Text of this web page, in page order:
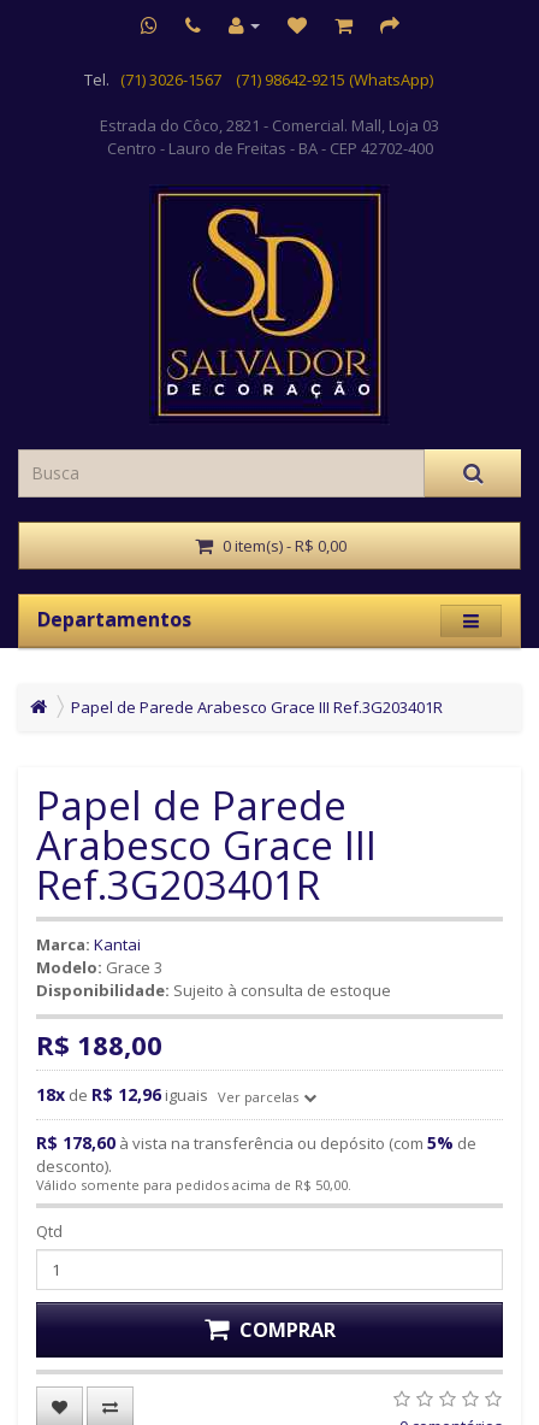
Tel. (71) 3026-1567 (71) 98642-9215 (WhatsApp)
Estrada do Côco, 2821 - Comercial. Mall, Loja 03
Centro - Lauro de Freitas - BA - CEP 42702-400
0 item(s) - R$ 0,00
Departamentos
Papel de Parede Arabesco Grace III Ref.3G203401R
Papel de Parede
Arabesco Grace III
Ref.3G203401R
Marca: Kantai
Modelo: Grace 3
Disponibilidade: Sujeito à consulta de estoque
R$ 188,00
18x de R$ 12,96 iguais Ver parcelas
R$ 178,60 à vista na transferência ou depósito (com 5% de
desconto).
Válido somente para pedidos acima de R$ 50,00.
Qtd
COMPRAR